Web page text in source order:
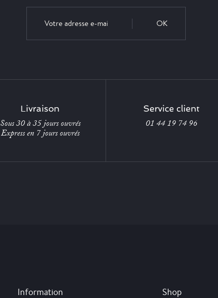
OK
Livraison
Sous 30 à 35 jours ouvrés
Express en 7 jours ouvrés
Service client
01 44 19 74 96
Information Shop